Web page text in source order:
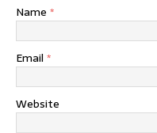
Name *
Email *
Website